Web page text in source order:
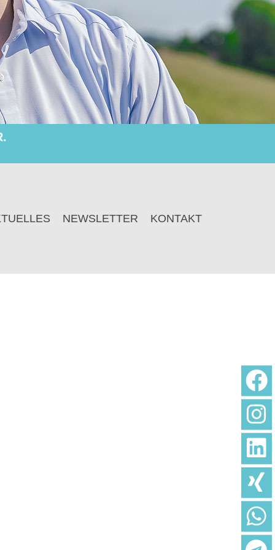
NEWSLETTER KONTAKT